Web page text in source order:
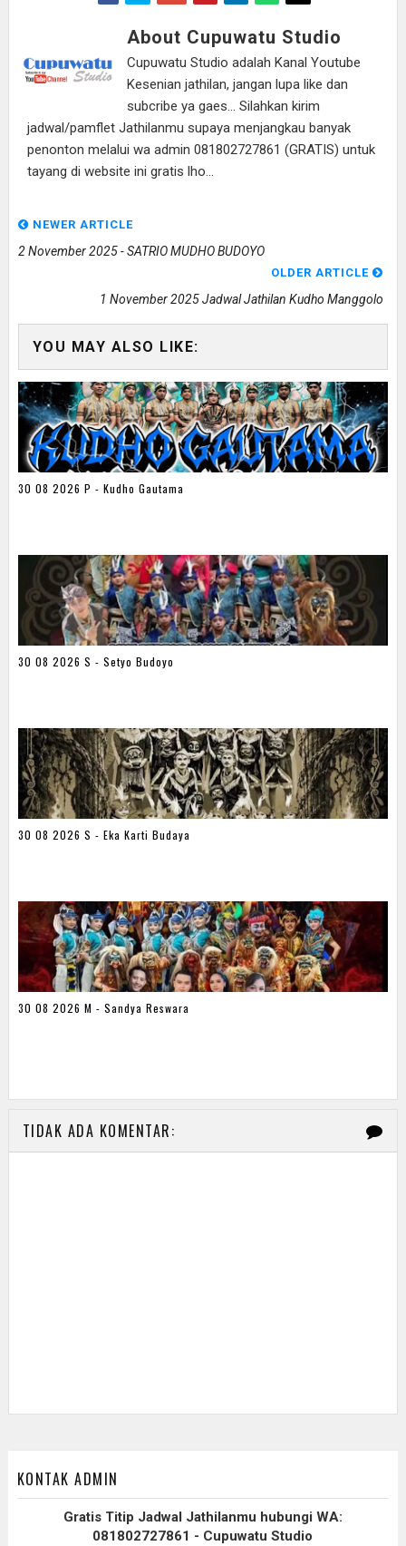
About Cupuwatu Studio
Cupuwatu Studio adalah Kanal Youtube
Kesenian jathilan, jangan lupa like dan
subcribe ya gaes... Silahkan kirim
jadwal/pamflet Jathilanmu supaya menjangkau banyak
penonton melalui wa admin 081802727861 (GRATIS) untuk
tayang di website ini gratis lho...
NEWER ARTICLE
2 November 2025 - SATRIO MUDHO BUDOYO
OLDER ARTICLE
1 November 2025 Jadwal Jathilan Kudho Manggolo
YOU MAY ALSO LIKE:
30 08 2026 P - Kudho Gautama
30 08 2026 S - Setyo Budoyo
30 08 2026 S - Eka Karti Budaya
30 08 2026 M - Sandya Reswara
TIDAK ADA KOMENTAR:
KONTAK ADMIN
Gratis Titip Jadwal Jathilanmu hubungi WA:
081802727861 - Cupuwatu Studio